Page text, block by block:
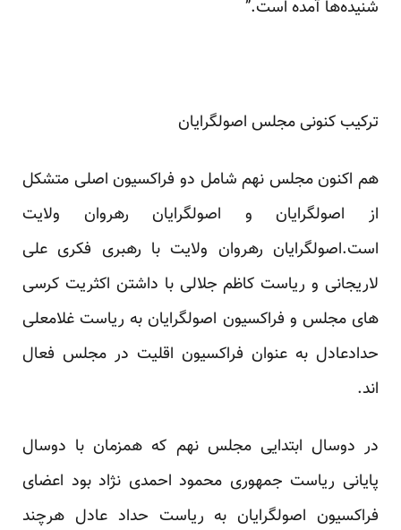
شنیده‌ها آمده است.”
ترکیب کنونی مجلس اصولگرایان
هم اکنون مجلس نهم شامل دو فراکسیون اصلی متشکل
از اصولگرایان و اصولگرایان رهروان ولایت
است.اصولگرایان رهروان ولایت با رهبری فکری علی
لاریجانی و ریاست کاظم جلالی با داشتن اکثریت کرسی
های مجلس و فراکسیون اصولگرایان به ریاست غلامعلی
حدادعادل به عنوان فراکسیون اقلیت در مجلس فعال
اند.
در دوسال ابتدایی مجلس نهم که همزمان با دوسال
پایانی ریاست جمهوری محمود احمدی نژاد بود اعضای
فراکسیون اصولگرایان به ریاست حداد عادل هرچند